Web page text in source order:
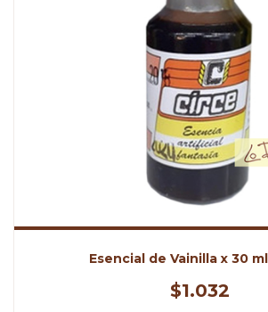
Esencial de Vainilla x 30
$1.032